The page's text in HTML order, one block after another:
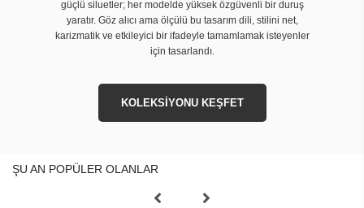
güçlü siluetler; her modelde yüksek özgüvenli bir duruş
yaratır. Göz alıcı ama ölçülü bu tasarım dili, stilini net,
karizmatik ve etkileyici bir ifadeyle tamamlamak isteyenler
için tasarlandı.
KOLEKSİYONU KEŞFET
ŞU AN POPÜLER OLANLAR